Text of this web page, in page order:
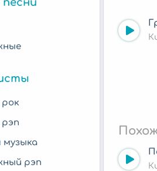
рок
рэп
музыка
рэп